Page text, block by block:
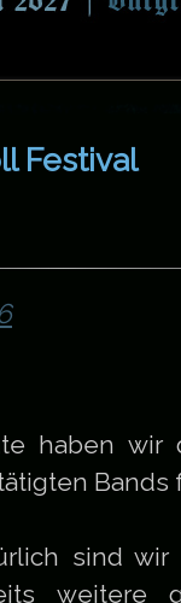
Festival
haben wir
Bands
sind
weitere